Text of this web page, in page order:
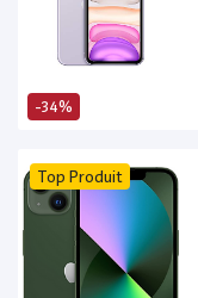
-34%
Top Produit